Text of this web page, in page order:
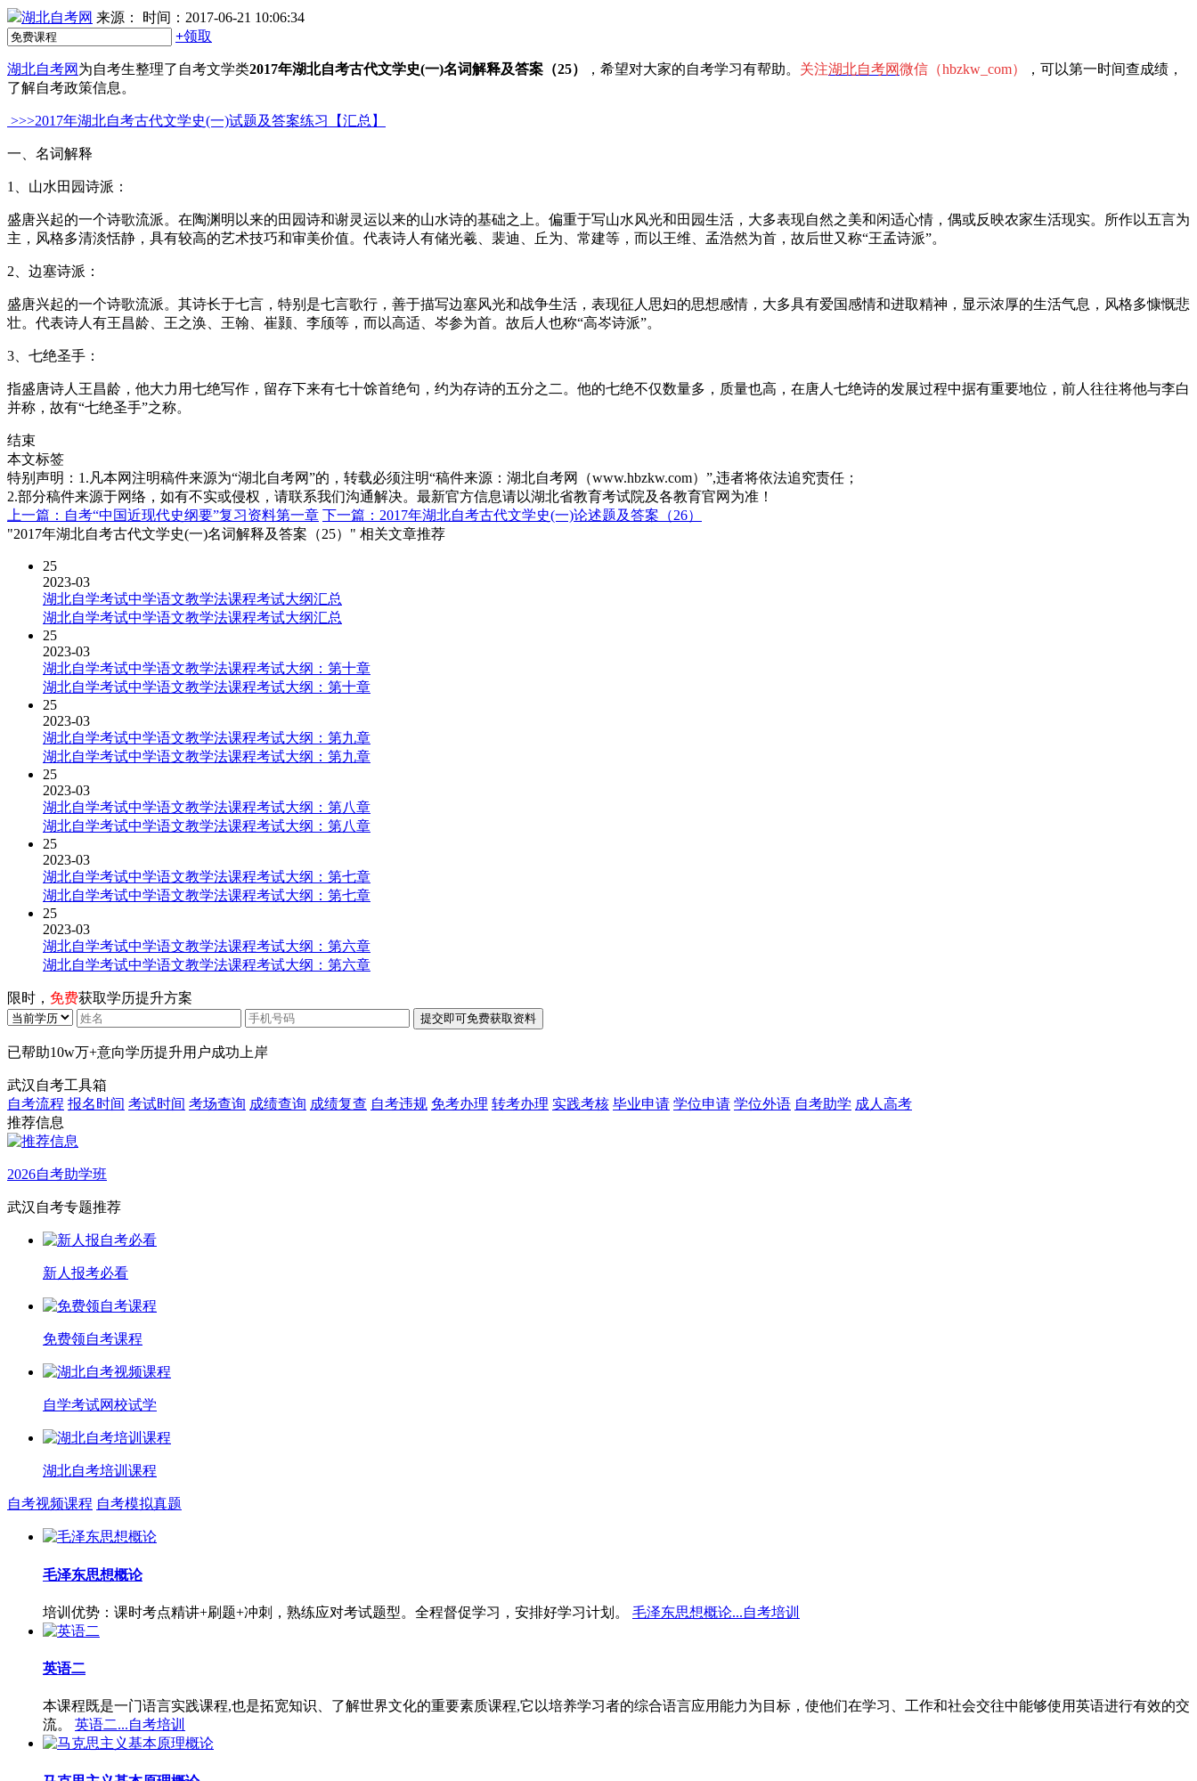
湖北自考网 来源：
时间：2017-06-21 10:06:34
+领取
湖北自考网 为自考生整理了自考文学类2017年湖北自考古代文学史(一)名词解释及答案（25） ，希望对大家的自考学习有帮助。 关注湖北自考网微信（hbzkw_com）
，可以第一时间查成绩，
了解自考政策信息。
>>>2017年湖北自考古代文学史(一)试题及答案练习【汇总】
一、名词解释
1、山水田园诗派：
盛唐兴起的一个诗歌流派。在陶渊明以来的田园诗和谢灵运以来的山水诗的基础之上。偏重于写山水风光和田园生活，大多表现自然之美和闲适心情，偶或反映农家生活现实。所作以五言为
主，风格多清淡恬静，具有较高的艺术技巧和审美价值。代表诗人有储光羲、裴迪、丘为、常建等，而以王维、孟浩然为首，故后世又称“王孟诗派”。
2、边塞诗派：
盛唐兴起的一个诗歌流派。其诗长于七言，特别是七言歌行，善于描写边塞风光和战争生活，表现征人思妇的思想感情，大多具有爱国感情和进取精神，显示浓厚的生活气息，风格多慷慨悲
壮。代表诗人有王昌龄、王之涣、王翰、崔颢、李颀等，而以高适、岑参为首。故后人也称“高岑诗派”。
3、七绝圣手：
指盛唐诗人王昌龄，他大力用七绝写作，留存下来有七十馀首绝句，约为存诗的五分之二。他的七绝不仅数量多，质量也高，在唐人七绝诗的发展过程中据有重要地位，前人往往将他与李白
并称，故有“七绝圣手”之称。
结束
本文标签
特别声明：1.凡本网注明稿件来源为“湖北自考网”的，转载必须注明“稿件来源：湖北自考网（www.hbzkw.com）”,违者将依法追究责任；
2.部分稿件来源于网络，如有不实或侵权，请联系我们沟通解决。最新官方信息请以湖北省教育考试院及各教育官网为准！
上一篇：自考“中国近现代史纲要”复习资料第一章 下一篇：2017年湖北自考古代文学史(一)论述题及答案（26）
"2017年湖北自考古代文学史(一)名词解释及答案（25）" 相关文章推荐
25
2023-03
湖北自学考试中学语文教学法课程考试大纲汇总
湖北自学考试中学语文教学法课程考试大纲汇总
25
2023-03
湖北自学考试中学语文教学法课程考试大纲：第十章
湖北自学考试中学语文教学法课程考试大纲：第十章
25
2023-03
湖北自学考试中学语文教学法课程考试大纲：第九章
湖北自学考试中学语文教学法课程考试大纲：第九章
25
2023-03
湖北自学考试中学语文教学法课程考试大纲：第八章
湖北自学考试中学语文教学法课程考试大纲：第八章
25
2023-03
湖北自学考试中学语文教学法课程考试大纲：第七章
湖北自学考试中学语文教学法课程考试大纲：第七章
25
2023-03
湖北自学考试中学语文教学法课程考试大纲：第六章
湖北自学考试中学语文教学法课程考试大纲：第六章
限时， 免费获取学历提升方案
已帮助10w万+意向学历提升用户成功上岸
武汉自考工具箱
自考流程 报名时间 考试时间 考场查询 成绩查询 成绩复查 自考违规 免考办理 转考办理 实践考核 毕业申请 学位申请 学位外语 自考助学 成人高考
推荐信息
2026自考助学班
武汉自考专题推荐
新人报考必看
免费领自考课程
自学考试网校试学
湖北自考培训课程
自考视频课程 自考模拟真题
毛泽东思想概论
培训优势：课时考点精讲+刷题+冲刺，熟练应对考试题型。全程督促学习，安排好学习计划。 毛泽东思想概论...自考培训
英语二
本课程既是一门语言实践课程,也是拓宽知识、了解世界文化的重要素质课程,它以培养学习者的综合语言应用能力为目标，使他们在学习、工作和社会交往中能够使用英语进行有效的交
流。
英语二...自考培训